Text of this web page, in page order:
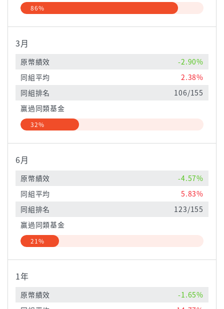
86%
3月
原幣績效
-2.90%
同組平均
2.38%
同組排名
106/155
贏過同類基金
32%
6月
原幣績效
-4.57%
同組平均
5.83%
同組排名
123/155
贏過同類基金
21%
1年
原幣績效
-1.65%